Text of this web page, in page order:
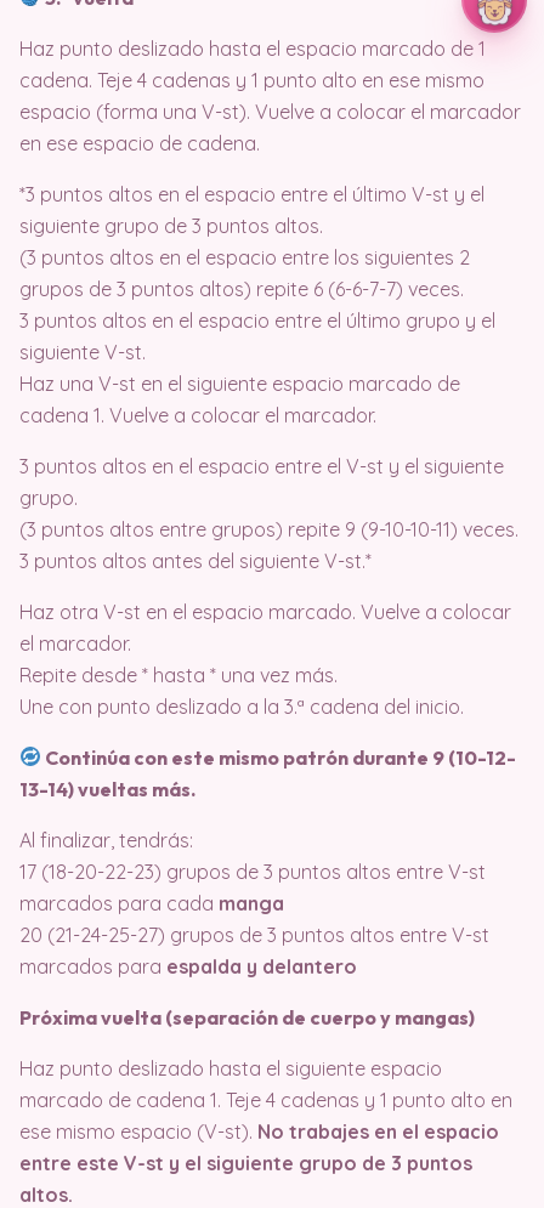
Haz punto deslizado hasta el espacio marcado de 1
cadena. Teje 4 cadenas y 1 punto alto en ese mismo
espacio (forma una V-st). Vuelve a colocar el marcador
en ese espacio de cadena.
*3 puntos altos en el espacio entre el último V-st y el
siguiente grupo de 3 puntos altos.
(3 puntos altos en el espacio entre los siguientes 2
grupos de 3 puntos altos) repite 6 (6-6-7-7) veces.
3 puntos altos en el espacio entre el último grupo y el
siguiente V-st.
Haz una V-st en el siguiente espacio marcado de
cadena 1. Vuelve a colocar el marcador.
3 puntos altos en el espacio entre el V-st y el siguiente
grupo.
(3 puntos altos entre grupos) repite 9 (9-10-10-11) veces.
3 puntos altos antes del siguiente V-st.*
Haz otra V-st en el espacio marcado. Vuelve a colocar
el marcador.
Repite desde * hasta * una vez más.
Une con punto deslizado a la 3.ª cadena del inicio.
Continúa con este mismo patrón durante 9 (10-12-
13-14) vueltas más.
Al finalizar, tendrás:
17 (18-20-22-23) grupos de 3 puntos altos entre V-st
marcados para cada manga
20 (21-24-25-27) grupos de 3 puntos altos entre V-st
marcados para espalda y delantero
Próxima vuelta (separación de cuerpo y mangas)
Haz punto deslizado hasta el siguiente espacio
marcado de cadena 1. Teje 4 cadenas y 1 punto alto en
ese mismo espacio (V-st). No trabajes en el espacio
entre este V-st y el siguiente grupo de 3 puntos
altos.